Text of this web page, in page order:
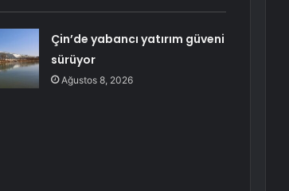
Çin’de yabancı yatırım güveni
sürüyor
Ağustos 8, 2026